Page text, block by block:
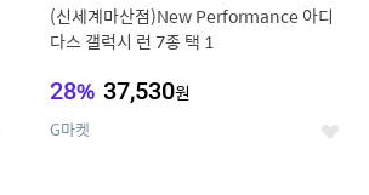
(신세계마산점)New Performance 아디
다스 갤럭시 런 7종 택 1
28% 37,530원
G마켓 좋